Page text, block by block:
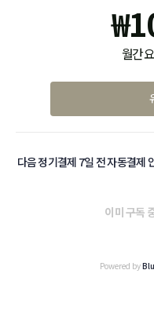
₩
월간
다음 정기결제 7일 전 자동결제
이미 구독
Powered by